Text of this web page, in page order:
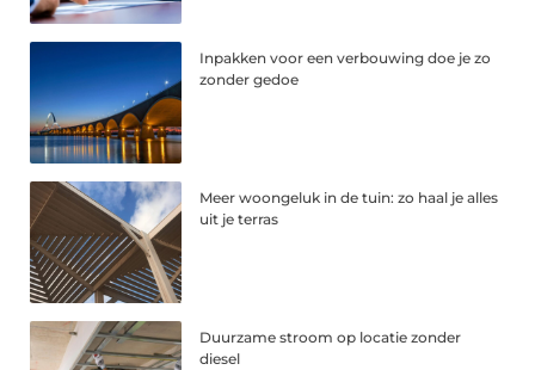
Inpakken voor een verbouwing doe je zo
zonder gedoe
Meer woongeluk in de tuin: zo haal je alles
uit je terras
Duurzame stroom op locatie zonder
diesel